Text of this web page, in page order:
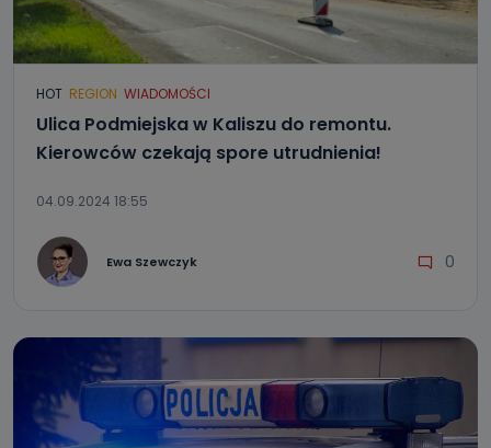
HOT REGION WIADOMOŚCI
Ulica Podmiejska w Kaliszu do remontu.
Kierowców czekają spore utrudnienia!
04.09.2024 18:55
Ewa Szewczyk 0